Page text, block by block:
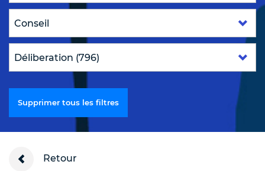
Supprimer tous les filtres
Retour